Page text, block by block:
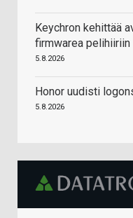
Keychron kehittää
firmwarea pelihiiriin
5.8.2026
Honor uudisti
5.8.2026